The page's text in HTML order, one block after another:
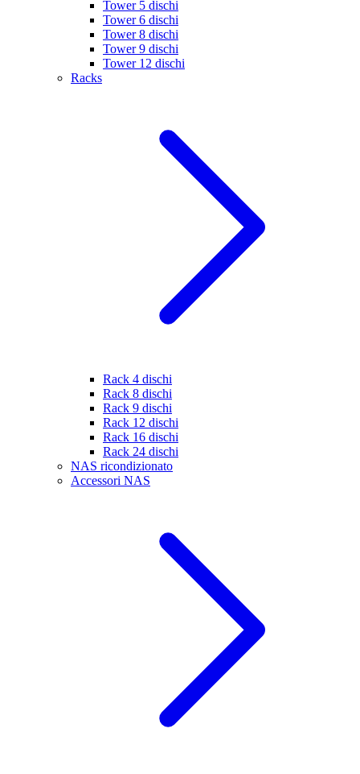
Tower 5 dischi
Tower 6 dischi
Tower 8 dischi
Tower 9 dischi
Tower 12 dischi
Racks
Rack 4 dischi
Rack 8 dischi
Rack 9 dischi
Rack 12 dischi
Rack 16 dischi
Rack 24 dischi
NAS ricondizionato
Accessori NAS